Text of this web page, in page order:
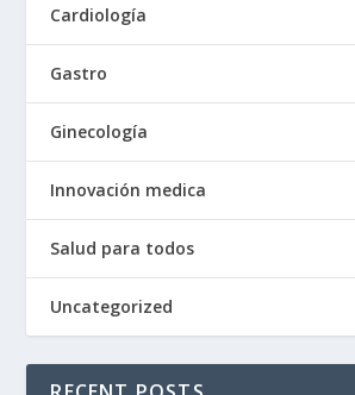
Cardiología
Gastro
Ginecología
Innovación medica
Salud para todos
Uncategorized